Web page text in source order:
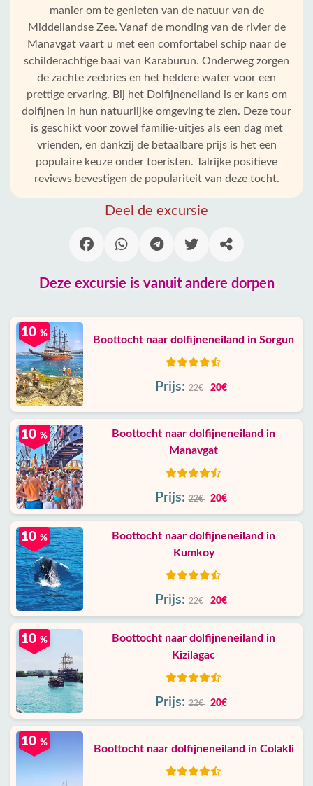
manier om te genieten van de natuur van de
Middellandse Zee. Vanaf de monding van de rivier de
Manavgat vaart u met een comfortabel schip naar de
schilderachtige baai van Karaburun. Onderweg zorgen
de zachte zeebries en het heldere water voor een
prettige ervaring. Bij het Dolfijneneiland is er kans om
dolfijnen in hun natuurlijke omgeving te zien. Deze tour
is geschikt voor zowel familie-uitjes als een dag met
vrienden, en dankzij de betaalbare prijs is het een
populaire keuze onder toeristen. Talrijke positieve
reviews bevestigen de populariteit van deze tocht.
Deel de excursie
Deze excursie is vanuit andere dorpen
Boottocht naar dolfijneneiland in Sorgun
10 %
Prijs: 22€ 20€
Boottocht naar dolfijneneiland in
Manavgat
10 %
Prijs: 22€ 20€
Boottocht naar dolfijneneiland in
Kumkoy
10 %
Prijs: 22€ 20€
Boottocht naar dolfijneneiland in
Kizilagac
10 %
Prijs: 22€ 20€
Boottocht naar dolfijneneiland in Colakli
10 %